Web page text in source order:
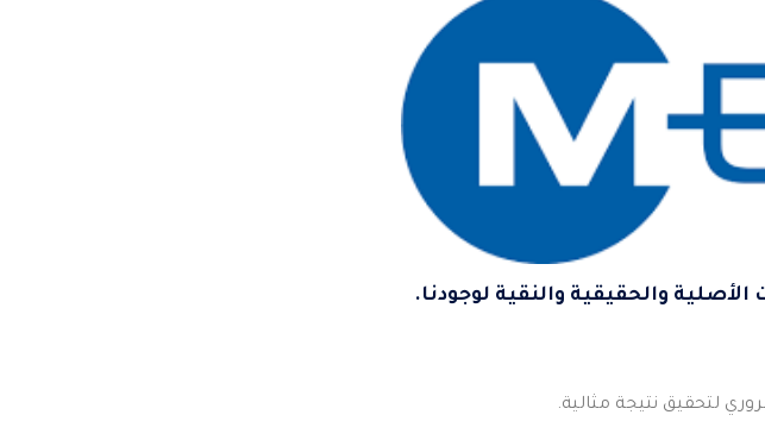
والحقيقية والنقية لوجودنا.
لتحقيق نتيجة مثالية.